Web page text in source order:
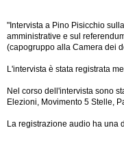
"Intervista a Pino Pisicchio
amministrative e sul
(capogruppo alla Camera dei
L'intervista è stata registrata
Nel corso dell'intervista sono
Elezioni, Movimento 5 Stelle,
La registrazione audio ha una